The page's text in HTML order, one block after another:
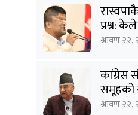
प्रश्न:
श्रावण २२,
कांग्रेस
समूहको
देउवाले
श्रावण २२,